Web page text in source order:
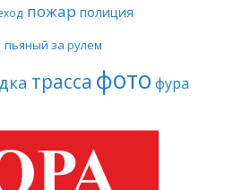
пожар полиция
пьяный за рулем
трасса фото фура